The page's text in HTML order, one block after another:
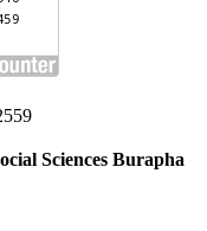
Sciences Burapha